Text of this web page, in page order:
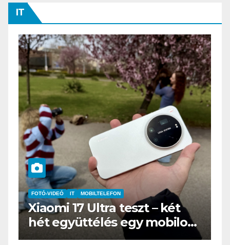
IT
IT MŰSZAKI
BOOX Go 10.3 teszt – Amikor
az e-book olvasó felnő, és
öltönyt húz